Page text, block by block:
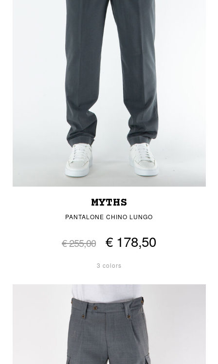
MYTHS
PANTALONE CHINO LUNGO
€ 255,00 € 178,50
3 colors